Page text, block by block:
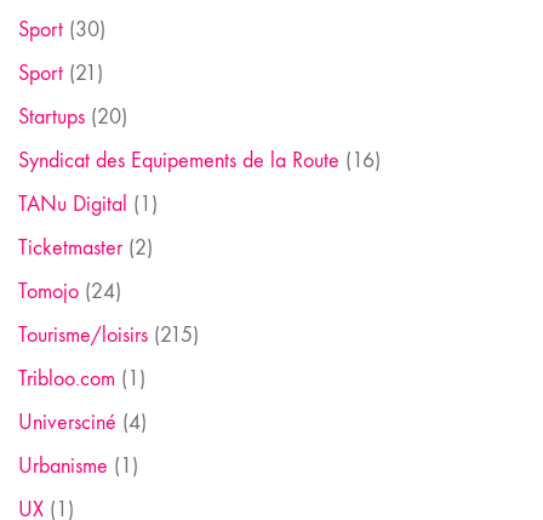
Sport (30)
Sport (21)
Startups (20)
Syndicat des Equipements de la Route (16)
TANu Digital (1)
Ticketmaster(2)
Tomojo (24)
Tourisme/loisirs (215)
Tribloo.com (1)
Universciné (4)
Urbanisme (1)
UX (1)